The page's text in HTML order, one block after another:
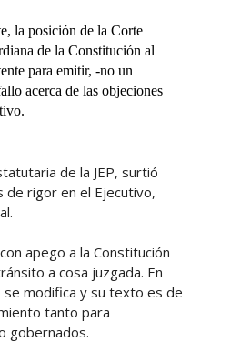
la posición de la Corte
de la Constitución al
para emitir, -no un
acerca de las objeciones
de la JEP, surtió
rigor en el Ejecutivo,
apego a la Constitución
a cosa juzgada. En
modifica y su texto es de
tanto para
gobernados.